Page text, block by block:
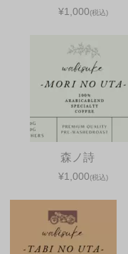
¥1,000(税込)
森ノ詩
¥1,000(税込)